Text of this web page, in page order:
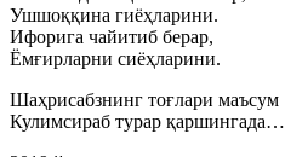
Ушшоққина гиёҳларини.
Ифорига чайитиб берар,
Ёмғирларни сиёҳларини.
Шаҳрисабзнинг тоғлари маъсум
Кулимсираб турар қаршингада…